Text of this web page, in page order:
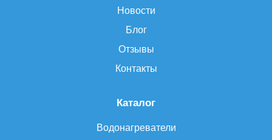
Каталог
Водонагреватели
Новости
Блог
Отзывы
Контакты